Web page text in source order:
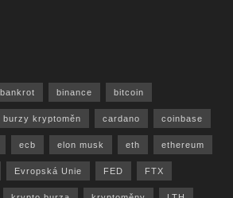
bankrot binance bitcoin
burzy kryptoměn cardano coinbase
ecb elon musk eth ethereum
Evropská Unie FED FTX